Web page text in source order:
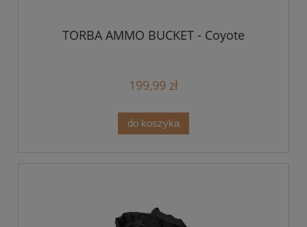
TORBA AMMO BUCKET - Coyote
199,99 zł
do koszyka